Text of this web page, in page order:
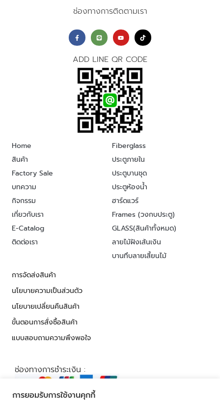
ช่องทางการติดตามเรา
ADD LINE QR CODE
Home
สินค้า
Factory Sale
บทความ
กิจกรรม
เกี่ยวกับเรา
E-Catalog
ติดต่อเรา
Fiberglass
ประตูภายใน
ประตูบานชุด
ประตูห้องน้ำ
ฮาร์ดแวร์
Frames (วงกบประตู)
GLASS(สินค้าทั้งหมด)
ลายไม้ฝังเส้นเงิน
บานทึบลายเสี้ยนไม้
การจัดส่งสินค้า
นโยบายความเป็นส่วนตัว
นโยบายเปลี่ยนคืนสินค้า
ขั้นตอนการสั่งซื้อสินค้า
แบบสอบถามความพึงพอใจ
ช่องทางการชำระเงิน :
การยอมรับการใช้งานคุกกี้